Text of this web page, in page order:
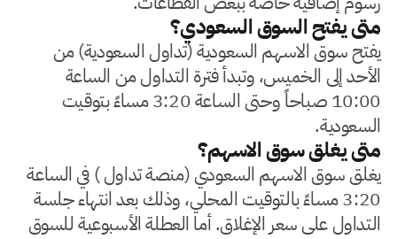
متى يفتح السوق السعودي؟
يفتح سوق الاسهم السعودية (تداول السعودية) من
الأحد إلى الخميس، وتبدأ فترة التداول من الساعة
10:00 صباحاً وحتى الساعة 3:20 مساءً بتوقيت
السعودية.
متى يغلق سوق الاسهم؟
يغلق سوق الاسهم السعودي (منصة تداول ) في الساعة
3:20 مساءً بالتوقيت المحلي، وذلك بعد انتهاء جلسة
التداول على سعر الإغلاق. أما العطلة الأسبوعية للسوق